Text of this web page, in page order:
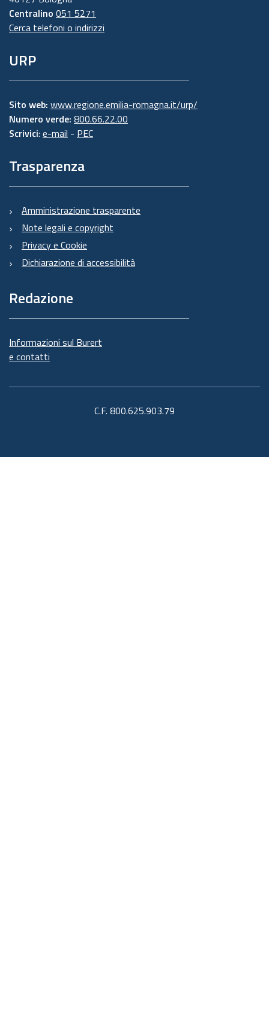
Centralino 051 5271
Cerca telefoni o indirizzi
URP
Sito web: www.regione.emilia-romagna.it/urp/
Numero verde: 800.66.22.00
Scrivici: e-mail - PEC
Trasparenza
Amministrazione trasparente
Note legali e copyright
Privacy e Cookie
Dichiarazione di accessibilità
Redazione
Informazioni sul Burert
e contatti
C.F. 800.625.903.79